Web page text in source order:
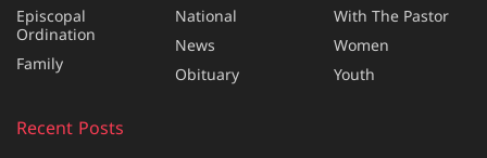
Episcopal
Ordination
Family
National
News
Obituary
With The Pastor
Women
Youth
Recent Posts